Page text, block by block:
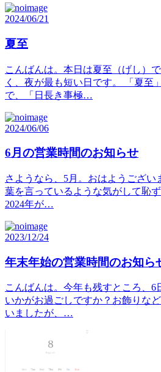
2024/06/21
夏至
こんばんは。本日は夏至（げし）
く、夜が最も短い日です。 「夏至
で、「日長き事極…
2024/06/06
6月の営業時間のお知らせ
さようなら、5月。おはようござい
葉を言っているような気がして恥
2024年が…
2023/12/24
年末年始の営業時間のお知ら
こんばんは。今年も残すところ、6
いかがお過ごしですか？お飾りな
いましたが、…